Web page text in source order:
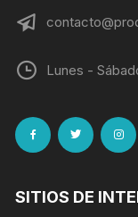
Lunes -
SITIOS DE